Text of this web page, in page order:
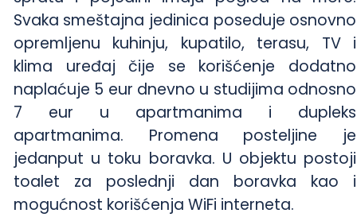
Svaka smeštajna jedinica poseduje osnovno
opremljenu kuhinju, kupatilo, terasu, TV i
klima uređaj čije se korišćenje dodatno
naplaćuje 5 eur dnevno u studijima odnosno
7 eur u apartmanima i dupleks
apartmanima. Promena posteljine je
jedanput u toku boravka. U objektu postoji
toalet za poslednji dan boravka kao i
mogućnost korišćenja WiFi interneta.